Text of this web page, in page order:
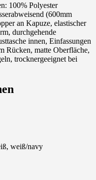
100% Polyester
(600mm
an Kapuze, elastischer
durchgehende
innen, Einfassungen
Rücken, matte Oberfläche,
trocknergeeignet bei
weiß/navy